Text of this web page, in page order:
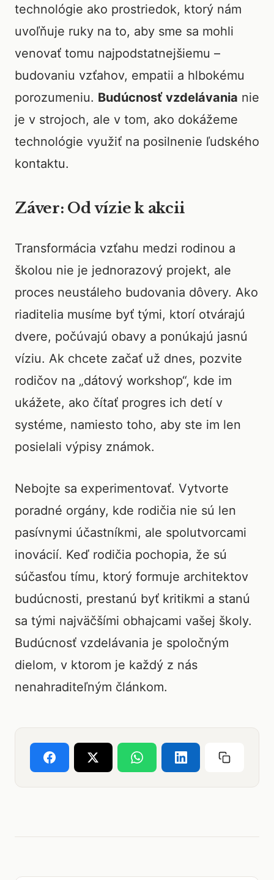
technológie ako prostriedok, ktorý nám
uvoľňuje ruky na to, aby sme sa mohli
venovať tomu najpodstatnejšiemu –
budovaniu vzťahov, empatii a hlbokému
porozumeniu. Budúcnosť vzdelávania nie
je v strojoch, ale v tom, ako dokážeme
technológie využiť na posilnenie ľudského
kontaktu.
Záver: Od vízie k akcii
Transformácia vzťahu medzi rodinou a
školou nie je jednorazový projekt, ale
proces neustáleho budovania dôvery. Ako
riaditelia musíme byť tými, ktorí otvárajú
dvere, počúvajú obavy a ponúkajú jasnú
víziu. Ak chcete začať už dnes, pozvite
rodičov na „dátový workshop“, kde im
ukážete, ako čítať progres ich detí v
systéme, namiesto toho, aby ste im len
posielali výpisy známok.
Nebojte sa experimentovať. Vytvorte
poradné orgány, kde rodičia nie sú len
pasívnymi účastníkmi, ale spolutvorcami
inovácií. Keď rodičia pochopia, že sú
súčasťou tímu, ktorý formuje architektov
budúcnosti, prestanú byť kritikmi a stanú
sa tými najväčšími obhajcami vašej školy.
Budúcnosť vzdelávania je spoločným
dielom, v ktorom je každý z nás
nenahraditeľným článkom.